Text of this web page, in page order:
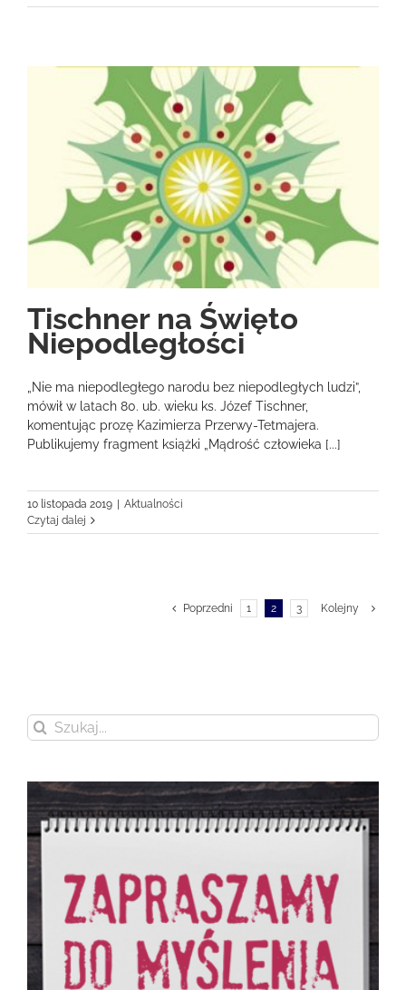
Tischner na Święto
Niepodległości
„Nie ma niepodległego narodu bez niepodległych ludzi”,
mówił w latach 80. ub. wieku ks. Józef Tischner,
komentując prozę Kazimierza Przerwy-Tetmajera.
Publikujemy fragment książki „Mądrość człowieka [...]
10 listopada 2019
Aktualności
Czytaj dalej
Poprzedni 1 2 3 Kolejny
Szukaj